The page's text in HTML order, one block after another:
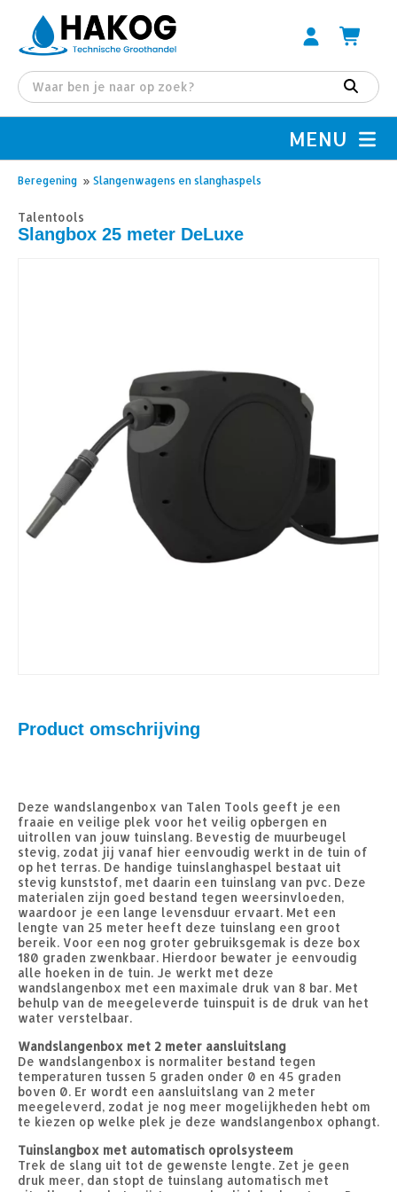
MENU
Beregening » Slangenwagens en slanghaspels
Talentools
Slangbox 25 meter DeLuxe
Product omschrijving
Deze wandslangenbox van Talen Tools geeft je een
fraaie en veilige plek voor het veilig opbergen en
uitrollen van jouw tuinslang. Bevestig de muurbeugel
stevig, zodat jij vanaf hier eenvoudig werkt in de tuin of
op het terras. De handige tuinslanghaspel bestaat uit
stevig kunststof, met daarin een tuinslang van pvc. Deze
materialen zijn goed bestand tegen weersinvloeden,
waardoor je een lange levensduur ervaart. Met een
lengte van 25 meter heeft deze tuinslang een groot
bereik. Voor een nog groter gebruiksgemak is deze box
180 graden zwenkbaar. Hierdoor bewater je eenvoudig
alle hoeken in de tuin. Je werkt met deze
wandslangenbox met een maximale druk van 8 bar. Met
behulp van de meegeleverde tuinspuit is de druk van het
water verstelbaar.
Wandslangenbox met 2 meter aansluitslang
De wandslangenbox is normaliter bestand tegen
temperaturen tussen 5 graden onder 0 en 45 graden
boven 0. Er wordt een aansluitslang van 2 meter
meegeleverd, zodat je nog meer mogelijkheden hebt om
te kiezen op welke plek je deze wandslangenbox ophangt.
Tuinslangbox met automatisch oprolsysteem
Trek de slang uit tot de gewenste lengte. Zet je geen
druk meer, dan stopt de tuinslang automatisch met